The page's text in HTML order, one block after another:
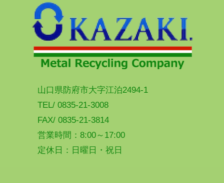
山口県防府市大字江泊2494-1
TEL/ 0835-21-3008
FAX/ 0835-21-3814
営業時間：8:00～17:00
定休日：日曜日・祝日